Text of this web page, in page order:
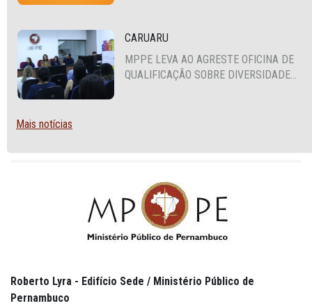
CARUARU
MPPE LEVA AO AGRESTE OFICINA DE
QUALIFICAÇÃO SOBRE DIVERSIDADE
Mais notícias
Roberto Lyra - Edifício Sede / Ministério Público de
Pernambuco